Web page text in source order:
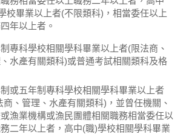
校畢業以上者(不限類科)，相當委任以上
年以上者。
專科學校相關學科畢業以上者(限法商、
水產有關類科)或普通考試相關類科及格
或五年制專科學校相關學科畢業以上者
商、管理、水產有關類科)，並曾任機關、
漁業機構或漁民團體相關職務相當委任以
務二年以上者，高中(職)學校相關學科畢業